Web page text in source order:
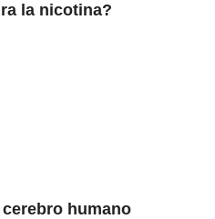
la nicotina?
humano